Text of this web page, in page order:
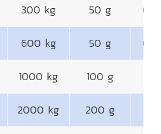
300 kg 50 g
600 kg 50 g
1000 kg 100 g
2000 kg 200 g